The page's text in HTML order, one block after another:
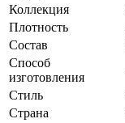
Коллекция
Плотность
Состав
Способ
изготовления
Стиль
Страна